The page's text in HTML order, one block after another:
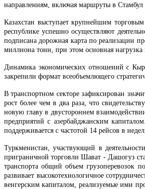
направлениям, включая маршруты в Стамбул
Казахстан выступает крупнейшим
республике успешно осуществляют
подписана дорожная карта по реализации
миллиона тонн, при этом основная
Динамика экономических отношений с
закрепили формат всеобъемлющего
В транспортном секторе зафиксирован
рост более чем в два раза, что
новую главу в двустороннем
предприятий с азербайджанским
поддерживается с частотой 14 рейсов в
Туркменистан, участвующий в
приграничной торговли Шават - Дашогуз
транспорта общий объем грузоперевозок
развивает высокотехнологичное
венгерским капиталом, реализуемые ими